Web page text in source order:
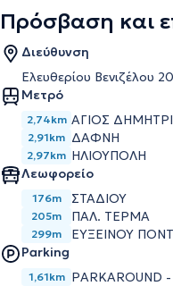
Πρόσβαση και
Διεύθυνση
Ελευθερίου Βενιζέλου
Μετρό
2,74km ΑΓΙΟΣ
2,91km ΔΑΦΝΗ
2,97km ΗΛΙΟΥΠΟΛΗ
Λεωφορείο
176m ΣΤΑΔΙΟΥ
205m ΠΑΛ. ΤΕΡΜΑ
299m
ΕΥΞΕΙΝΟΥ
Parking
1,61km PARKAROUND